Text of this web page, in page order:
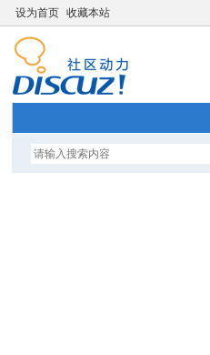
设为首页 收藏本站